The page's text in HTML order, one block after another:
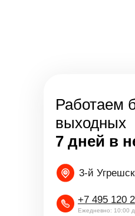
Работаем
выходных
7 дней в
3-й
+7 495 120
Ежедневно: 10:00